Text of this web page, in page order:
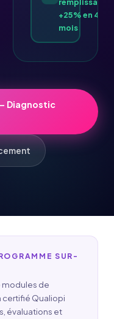
+25% en 4
mois
Diagnostic
SUR-
modules de
certifié Qualiopi
évaluations et